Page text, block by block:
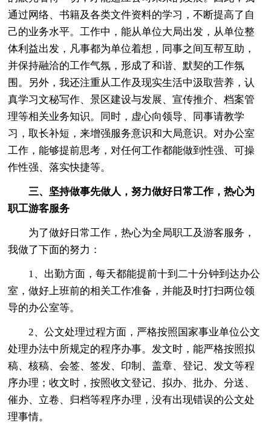
通过网络、书籍及各类文件资料的学习，不断提高了自
己的业务水平。工作中，能从单位大局出发，从单位整
体利益出发，凡事都为单位着想，同事之间互帮互助，
并保持融洽的工作气氛，形成了和谐、默契的工作氛
围。另外，我还注重从工作及现实生活中汲取营养，认
真学习文秘写作、景区建设与发展、宣传推介、档案管
理等相关业务知识。同时，虚心向领导、同事请教学
习，取长补短，来增强服务意识和大局意识。对办公室
工作，能够提前思考，对任何工作都能做到性强、可操
作性强、落实快捷等。
三、坚持做事先做人，努力做好日常工作，热心为
职工游客服务
为了做好日常工作，热心为全局职工及游客服务，
我做了下面的努力：
1、出勤方面，每天都能提前十到二十分钟到达办公
室，做好上班前的相关工作准备，并能及时打扫两位领
导的办公室等。
2、公文处理过程方面，严格按照国家事业单位公文
处理办法中所规定的程序办事。发文时，能严格按照拟
稿、核稿、会签、签发、印制、盖章、登记、发文等程
序办理；收文时，按照收文登记、拟办、批办、分送、
催办、立卷、归档等程序办理，没有出现错误的公文处
理事情。